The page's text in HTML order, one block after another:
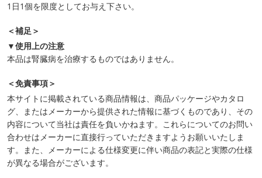
1日1個を限度としてお与え下さい。
＜補足＞
▼使用上の注意
本品は腎臓病を治療するものではありません。
＜免責事項＞
本サイトに掲載されている商品情報は、商品パッケージやカタロ
グ、またはメーカーから提供された情報に基づくものであり、その
内容について当社は責任を負いかねます。これらについてのお問い
合わせはメーカーに直接行っていただきますようお願いいたしま
す。また、メーカーによる仕様変更に伴い商品の表記と実際の仕様
が異なる場合がございます。